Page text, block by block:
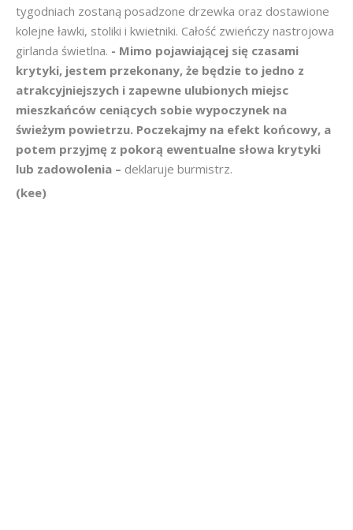
tygodniach zostaną posadzone drzewka oraz dostawione
kolejne ławki, stoliki i kwietniki. Całość zwieńczy nastrojowa
girlanda świetlna. - Mimo pojawiającej się czasami
krytyki, jestem przekonany, że będzie to jedno z
atrakcyjniejszych i zapewne ulubionych miejsc
mieszkańców ceniących sobie wypoczynek na
świeżym powietrzu. Poczekajmy na efekt końcowy, a
potem przyjmę z pokorą ewentualne słowa krytyki
lub zadowolenia – deklaruje burmistrz.
(kee)